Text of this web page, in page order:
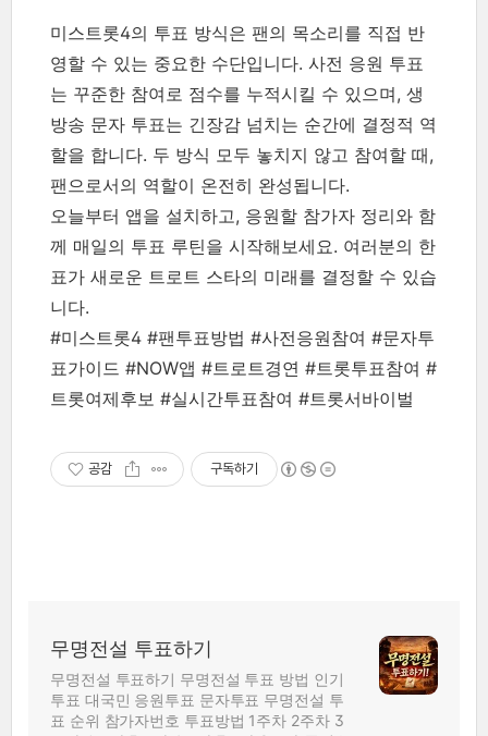
미스트롯4의 투표 방식은 팬의 목소리를 직접 반
영할 수 있는 중요한 수단입니다. 사전 응원 투표
는 꾸준한 참여로 점수를 누적시킬 수 있으며, 생
방송 문자 투표는 긴장감 넘치는 순간에 결정적 역
할을 합니다. 두 방식 모두 놓치지 않고 참여할 때,
팬으로서의 역할이 온전히 완성됩니다.
오늘부터 앱을 설치하고, 응원할 참가자 정리와 함
께 매일의 투표 루틴을 시작해보세요. 여러분의 한
표가 새로운 트로트 스타의 미래를 결정할 수 있습
니다.
#미스트롯4 #팬투표방법 #사전응원참여 #문자투
표가이드 #NOW앱 #트로트경연 #트롯투표참여 #
트롯여제후보 #실시간투표참여 #트롯서바이벌
공감 구독하기
무명전설 투표하기
무명전설 투표하기 무명전설 투표 방법 인기
투표 대국민 응원투표 문자투표 무명전설 투
표 순위 참가자번호 투표방법 1주차 2주차 3